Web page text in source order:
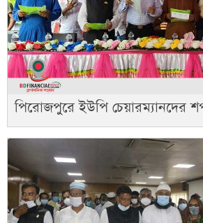
পিরোজপুরে ইউপি চেয়ারম্যানদের